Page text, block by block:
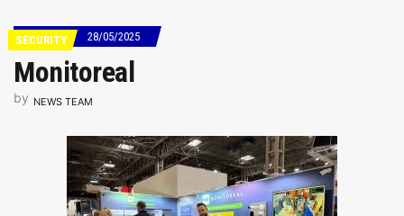
SECURITY 28/05/2025
Monitoreal
by NEWS TEAM